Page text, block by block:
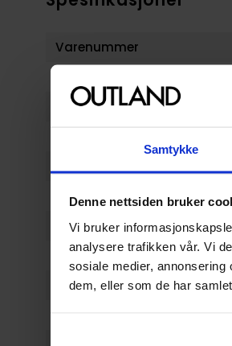
Samtykke
Denne nettsiden bruker
Vi bruker
analysere trafikken vår. Vi
sosiale medier,
dem, eller som de har
Varenummer
Opprinnelsesland :
Forfattere
Sjanger
Illustratør
Antall Sider